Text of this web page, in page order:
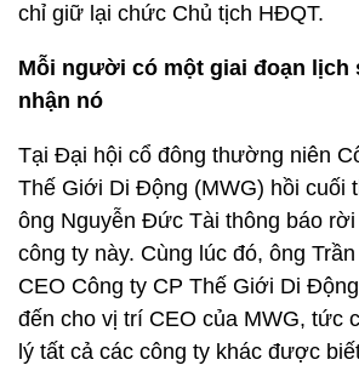
chỉ giữ lại chức Chủ tịch HĐQT.
Mỗi người có một giai đoạn lịch
nhận nó
Tại Đại hội cổ đông thường niên
Thế Giới Di Động (MWG) hồi cuối
ông Nguyễn Đức Tài thông báo
công ty này. Cùng lúc đó, ông
CEO Công ty CP Thế Giới Di
đến cho vị trí CEO của MWG, tức
lý tất cả các công ty khác được